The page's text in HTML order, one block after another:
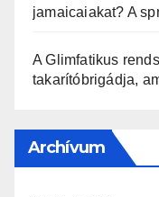
jamaicaiakat? A
A Glimfatikus
takarítóbrigádja,
Archívum